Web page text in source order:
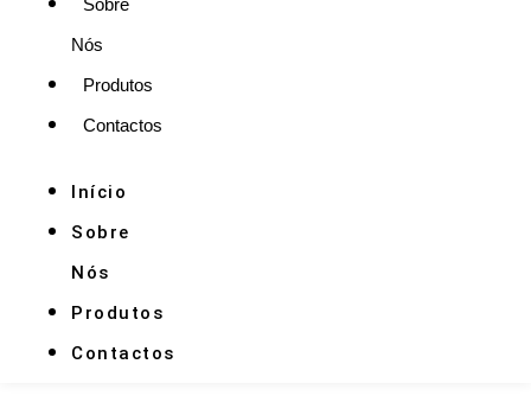
Nós
Produtos
Contactos
Início
Sobre
Nós
Produtos
Contactos